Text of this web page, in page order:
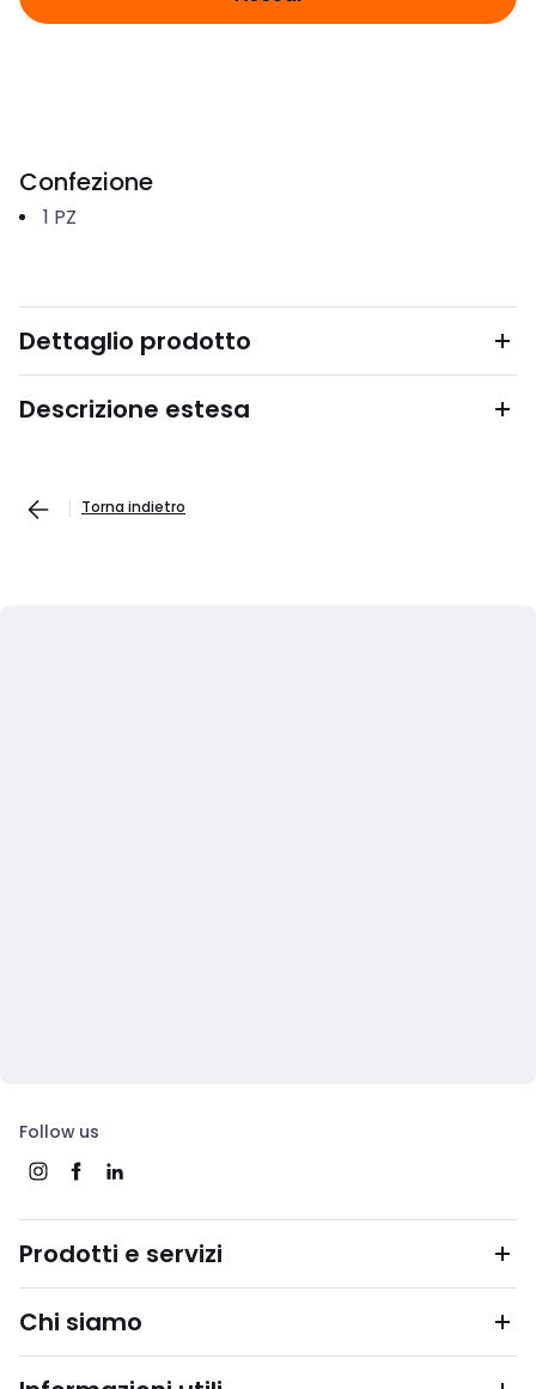
Confezione
1 PZ
Dettaglio prodotto
Descrizione estesa
Torna indietro
Follow us
Prodotti e servizi
Chi siamo